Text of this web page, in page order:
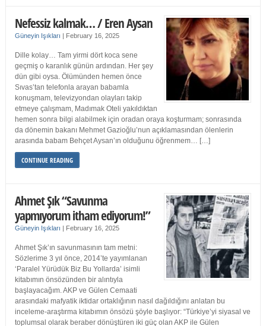
Nefessiz kalmak… / Eren Aysan
Güneyin Işıkları | February 16, 2025
Dille kolay… Tam yirmi dört koca sene
geçmiş o karanlık günün ardından. Her şey
dün gibi oysa. Ölümünden hemen önce
Sıvas’tan telefonla arayan babamla
konuşmam, televizyondan olayları takip
etmeye çalışmam, Madımak Oteli yakıldıktan
hemen sonra bilgi alabilmek için oradan oraya koşturmam; sonrasında
da dönemin bakanı Mehmet Gazioğlu’nun açıklamasından ölenlerin
arasında babam Behçet Aysan’ın olduğunu öğrenmem… […]
CONTINUE READING
Ahmet Şık “Savunma
yapmıyorum itham ediyorum!”
Güneyin Işıkları | February 16, 2025
Ahmet Şık’ın savunmasının tam metni:
Sözlerime 3 yıl önce, 2014’te yayımlanan
‘Paralel Yürüdük Biz Bu Yollarda’ isimli
kitabımın önsözünden bir alıntıyla
başlayacağım. AKP ve Gülen Cemaati
arasındaki mafyatik iktidar ortaklığının nasıl dağıldığını anlatan bu
inceleme-araştırma kitabımın önsözü şöyle başlıyor: “Türkiye’yi siyasal ve
toplumsal olarak beraber dönüştüren iki güç olan AKP ile Gülen